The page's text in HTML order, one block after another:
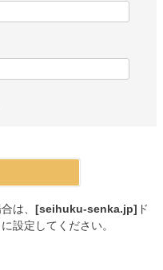
は、 [seihuku-senka.jp] ド
設定してください。